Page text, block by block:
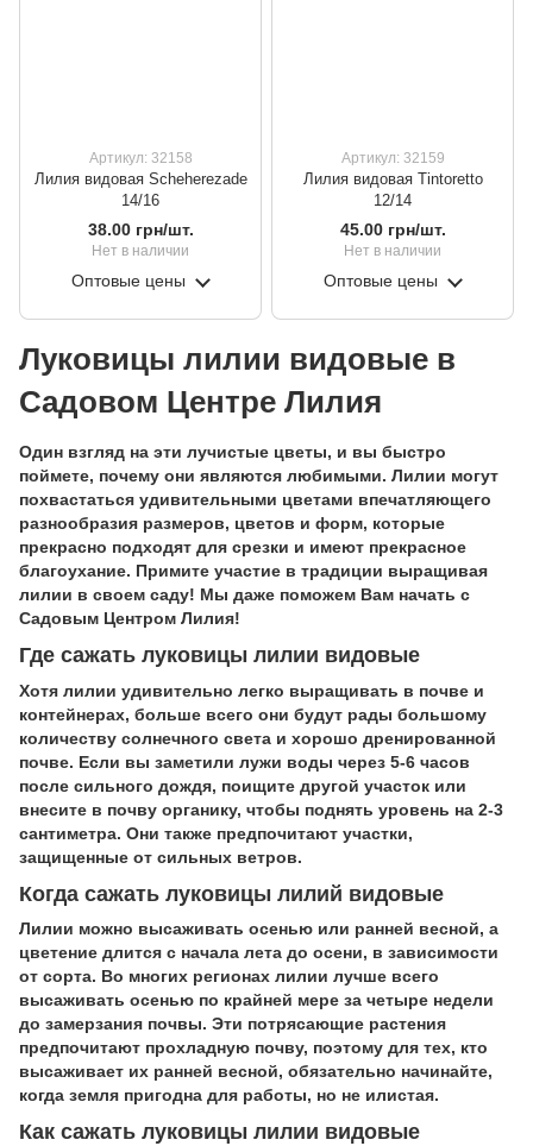
Артикул: 32158
Лилия видовая Scheherezade
14/16
38.00 грн/шт.
Нет в наличии
Оптовые цены
Артикул: 32159
Лилия видовая Tintoretto
12/14
45.00 грн/шт.
Нет в наличии
Оптовые цены
Луковицы лилии видовые в
Садовом Центре Лилия
Один взгляд на эти лучистые цветы, и вы быстро
поймете, почему они являются любимыми. Лилии могут
похвастаться удивительными цветами впечатляющего
разнообразия размеров, цветов и форм, которые
прекрасно подходят для срезки и имеют прекрасное
благоухание. Примите участие в традиции выращивая
лилии в своем саду! Мы даже поможем Вам начать с
Садовым Центром Лилия!
Где сажать луковицы лилии видовые
Хотя лилии удивительно легко выращивать в почве и
контейнерах, больше всего они будут рады большому
количеству солнечного света и хорошо дренированной
почве. Если вы заметили лужи воды через 5-6 часов
после сильного дождя, поищите другой участок или
внесите в почву органику, чтобы поднять уровень на 2-3
сантиметра. Они также предпочитают участки,
защищенные от сильных ветров.
Когда сажать луковицы лилий видовые
Лилии можно высаживать осенью или ранней весной, а
цветение длится с начала лета до осени, в зависимости
от сорта. Во многих регионах лилии лучше всего
высаживать осенью по крайней мере за четыре недели
до замерзания почвы. Эти потрясающие растения
предпочитают прохладную почву, поэтому для тех, кто
высаживает их ранней весной, обязательно начинайте,
когда земля пригодна для работы, но не илистая.
Как сажать луковицы лилии видовые